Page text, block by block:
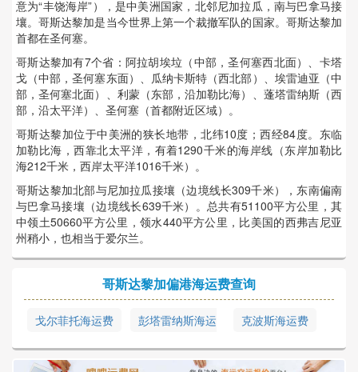
意为“丰饶海岸”），是中美洲国家，北邻尼加拉瓜，南与巴拿马接
壤。哥斯达黎加是当今世界上第一个裁撤军队的国家。哥斯达黎加
首都在圣何塞。
哥斯达黎加有7个省：阿拉胡埃垃（中部，圣何塞西北面）、卡塔
戈（中部，圣何塞东面）、瓜纳卡斯特（西北部）、埃雷迪亚（中
部，圣何塞北面）、利蒙（东部，沿加勒比海）、蓬塔雷纳斯（西
部，沿太平洋）、圣何塞（首都附近区域）。
哥斯达黎加位于中美洲的狭长地带，北纬10度；西经84度。东临
加勒比海，西靠北太平洋，有着1290千米的海岸线（东岸加勒比
海212千米，西岸太平洋1016千米）。
哥斯达黎加北部与尼加拉瓜接壤（边境线长309千米），东南偏南
与巴拿马接壤（边境线长639千米）。总共有51100平方公里，其
中领土50660平方公里，领水440平方公里，比美国的西弗吉尼亚
州稍小，也相当于爱尔兰。
哥斯达黎加偏港海运费查询
戈尔菲托海运费
彭塔雷纳斯海运
克波斯海运费